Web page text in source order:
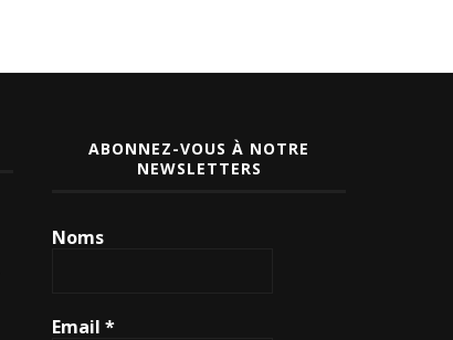
ABONNEZ-VOUS À NOTRE
NEWSLETTERS
Noms
Email*